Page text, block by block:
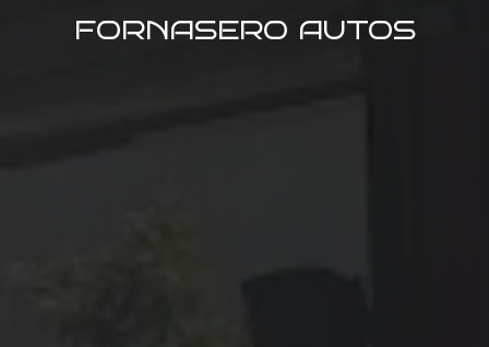
FORNASERO AUTOS